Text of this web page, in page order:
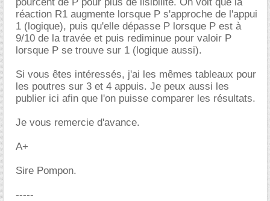
réaction R1 augmente lorsque P s'approche de l'appui
1 (logique), puis qu'elle dépasse P lorsque P est à
9/10 de la travée et puis rediminue pour valoir P
lorsque P se trouve sur 1 (logique aussi).
Si vous êtes intéressés, j'ai les mêmes tableaux pour
les poutres sur 3 et 4 appuis. Je peux aussi les
publier ici afin que l'on puisse comparer les résultats.
Je vous remercie d'avance.
A+
Sire Pompon.
-----